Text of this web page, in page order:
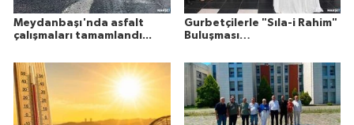
Meydanbaşı'nda asfalt
çalışmaları tamamlandı...
Gurbetçilerle "Sıla-i Rahim"
Buluşması…